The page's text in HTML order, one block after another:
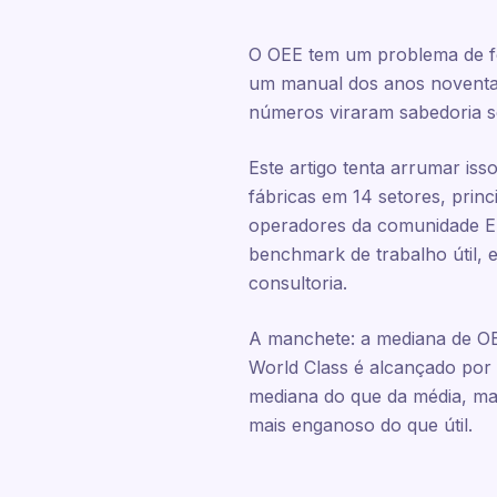
O OEE tem um problema de
um manual dos anos
números viraram sabedoria
Este artigo tenta arrumar
fábricas em 14 setores,
operadores da comunidade
benchmark de trabalho útil,
consultoria.
A manchete: a mediana de
World Class é alcançado
mediana do que da média,
mais enganoso do que útil.